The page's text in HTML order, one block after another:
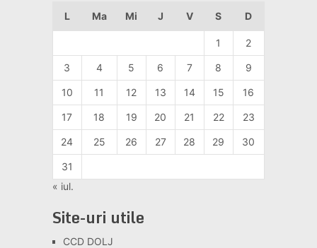
L Ma Mi J V S D
1 2
3 4 5 6 7 8 9
10 11 12 13 14 15 16
17 18 19 20 21 22 23
24 25 26 27 28 29 30
31
« iul.
Site-uri utile
CCD DOLJ